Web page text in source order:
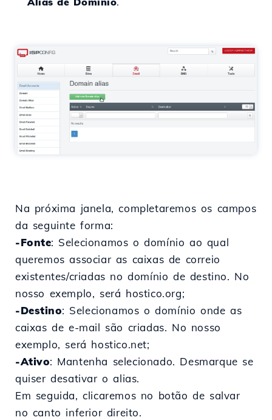
Na próxima janela, completaremos os campos
da seguinte forma:
-Fonte: Selecionamos o domínio ao qual
queremos associar as caixas de correio
existentes/criadas no domínio de destino. No
nosso exemplo, será hostico.org;
-Destino: Selecionamos o domínio onde as
caixas de e-mail são criadas. No nosso
exemplo, será hostico.net;
-Ativo: Mantenha selecionado. Desmarque se
quiser desativar o alias.
Em seguida, clicaremos no botão de salvar
no canto inferior direito.